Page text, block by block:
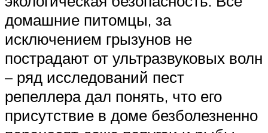
домашние питомцы, за
исключением грызунов не
пострадают от ультразвуковых волн
– ряд исследований пест
репеллера дал понять, что его
присутствие в доме безболезненно